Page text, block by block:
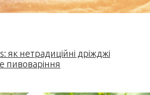
як нетрадиційні дріжджі
пивоваріння